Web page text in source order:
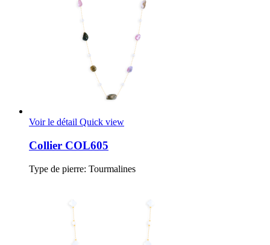
Voir le détail Quick view
Collier COL605
Type de pierre: Tourmalines